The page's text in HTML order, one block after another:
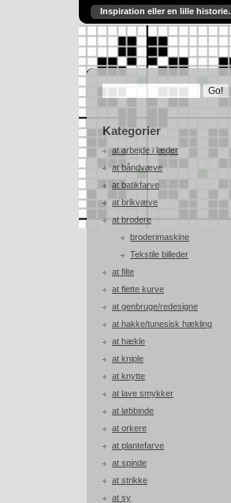
Inspiration eller en lille historie.
Kategorier
at arbejde i læder
at båndvæve
at batikfarve
at brikvæve
at brodere
broderimaskine
Tekstile billeder
at filte
at flette kurve
at genbruge/redesigne
at hakke/tunesisk hækling
at hækle
at kniple
at knytte
at lave smykker
at løbbinde
at orkere
at plantefarve
at spinde
at strikke
at sy